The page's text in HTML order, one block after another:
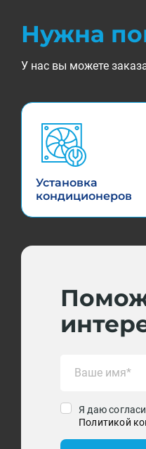
Нужна
У нас вы можете
Установка
кондиционеров
Я даю
Политикой